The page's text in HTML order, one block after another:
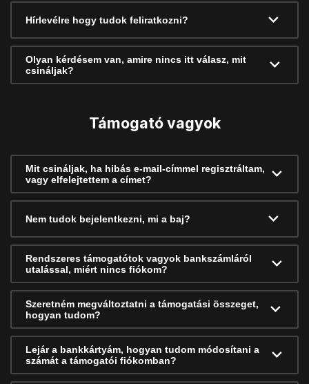
Hírlevélre hogy tudok feliratkozni?
Olyan kérdésem van, amire nincs itt válasz, mit
csináljak?
Támogató vagyok
Mit csináljak, ha hibás e-mail-címmel regisztráltam,
vagy elfelejtettem a címet?
Nem tudok bejelentkezni, mi a baj?
Rendszeres támogatótok vagyok bankszámláról
utalással, miért nincs fiókom?
Szeretném megváltoztatni a támogatási összeget,
hogyan tudom?
Lejár a bankkártyám, hogyan tudom módosítani a
számát a támogatói fiókomban?